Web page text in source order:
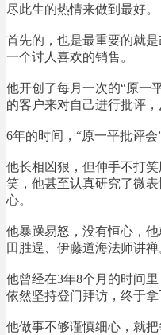
尽此生的热情来做到最好。
首先的，也是最重要的就
一个讨人喜欢的销售。
他开创了每月一次的“原一
的客户来对自己进行批评，
6年的时间，“原一平批评会
他长相凶狠，但伸手不打
笑，他甚至认真研究了微
心。
他暴躁易怒，没有恒心，
田胜逞、伊藤道海法师讲禅
他曾经在3年8个月的时间
依然坚持登门拜访，终于拿
他做事不够谨慎细心，就